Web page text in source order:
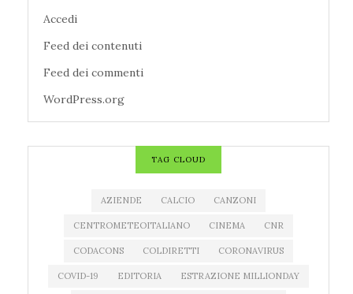
Accedi
Feed dei contenuti
Feed dei commenti
WordPress.org
TAG CLOUD
AZIENDE CALCIO CANZONI
CENTROMETEOITALIANO CINEMA CNR
CODACONS COLDIRETTI CORONAVIRUS
COVID-19 EDITORIA ESTRAZIONE MILLIONDAY